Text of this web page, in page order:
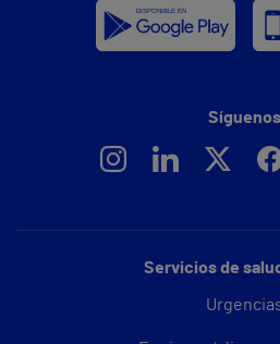
Servicios de
Síguenos